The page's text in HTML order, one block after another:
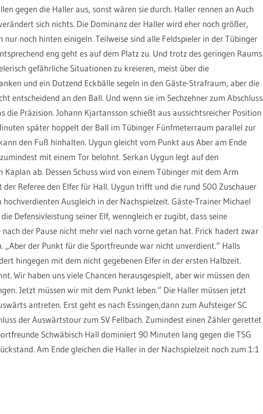
gegen die Haller aus, sonst wären sie durch. Haller rennen an Auch
sich nichts. Die Dominanz der Haller wird eher noch größer,
nur noch hinten einigeln. Teilweise sind alle Feldspieler in der Tübinger
eng geht es auf dem Platz zu. Und trotz des geringen Raums
gefährliche Situationen zu kreieren, meist über die
und ein Dutzend Eckbälle segeln in den Gäste-Strafraum, aber die
entscheidend an den Ball. Und wenn sie im Sechzehner zum Abschluss
die Präzision. Johann Kjartansson schießt aus aussichtsreicher Position
später hoppelt der Ball im Tübinger Fünfmeterraum parallel zur
den Fuß hinhalten. Uygun gleicht vom Punkt aus Aber am Ende
mit einem Tor belohnt. Serkan Uygun legt auf den
Kaplan ab. Dessen Schuss wird von einem Tübinger mit dem Arm
Referee den Elfer für Hall. Uygun trifft und die rund 500 Zuschauer
Ausgleich in der Nachspielzeit. Gäste-Trainer Michael
Defensivleistung seiner Elf, wenngleich er zugibt, dass seine
der Pause nicht mehr viel nach vorne getan hat. Frick hadert zwar
„Aber der Punkt für die Sportfreunde war nicht unverdient.“ Halls
hingegen mit dem nicht gegebenen Elfer in der ersten Halbzeit.
Wir haben uns viele Chancen herausgespielt, aber wir müssen den
Jetzt müssen wir mit dem Punkt leben.“ Die Haller müssen jetzt
antreten. Erst geht es nach Essingen,dann zum Aufsteiger SC
der Auswärtstour zum SV Fellbach. Zumindest einen Zähler gerettet
Schwäbisch Hall dominiert 90 Minuten lang gegen die TSG
Am Ende gleichen die Haller in der Nachspielzeit noch zum 1:1